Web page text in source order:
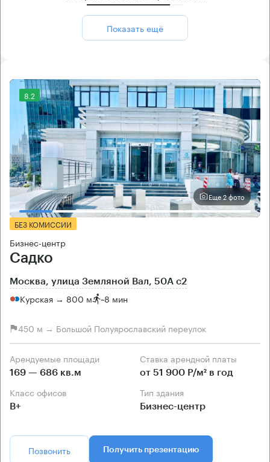
Показать ещё
8.2
Еще 2 фото
БЕЗ КОМИССИИ
Бизнес-центр
Садко
Москва, улица Земляной Вал, 50А с2
Курская → 800 м ~8 мин
450 м → Большой Полуярославский переулок
Арендуемые площади
169 — 686 кв.м
Ставка арендной платы
от 51 900 Р/м² в год
Класс офисов
B+
Тип здания
Бизнес-центр
Позвонить Получить презентацию